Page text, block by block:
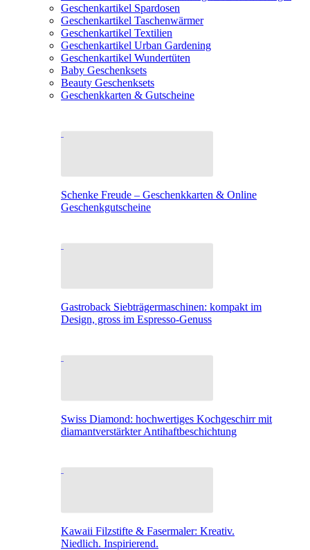
Geschenkartikel Spardosen
Geschenkartikel Taschenwärmer
Geschenkartikel Textilien
Geschenkartikel Urban Gardening
Geschenkartikel Wundertüten
Baby Geschenksets
Beauty Geschenksets
Geschenkkarten & Gutscheine
Schenke Freude – Geschenkkarten & Online
Geschenkgutscheine
Gastroback Siebträgermaschinen: kompakt im
Design, gross im Espresso-Genuss
Swiss Diamond: hochwertiges Kochgeschirr mit
diamantverstärkter Antihaftbeschichtung
Kawaii Filzstifte & Fasermaler: Kreativ.
Niedlich. Inspirierend.